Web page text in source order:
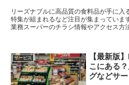
リーズナブルに高品質の食料品が手に入
特集が組まれるなど注目が集まっていま
業務スーパーのチラシ情報やアクセス方
サービス
【最新版
こにある
グなどサ